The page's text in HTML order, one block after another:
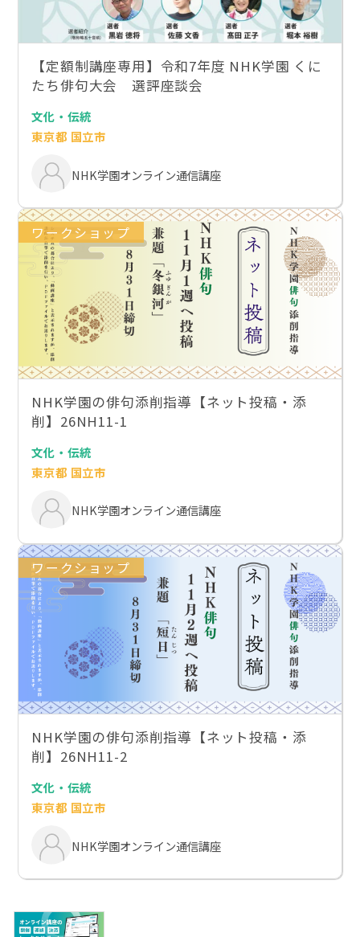
【定額制講座専用】令和7年度 NHK学園 くに
たち俳句大会 選評座談会
文化・伝統
東京都 国立市
NHK学園オンライン通信講座
ワークショップ
NHK学園の俳句添削指導【ネット投稿・添
削】26NH11-1
文化・伝統
東京都 国立市
NHK学園オンライン通信講座
ワークショップ
NHK学園の俳句添削指導【ネット投稿・添
削】26NH11-2
文化・伝統
東京都 国立市
NHK学園オンライン通信講座